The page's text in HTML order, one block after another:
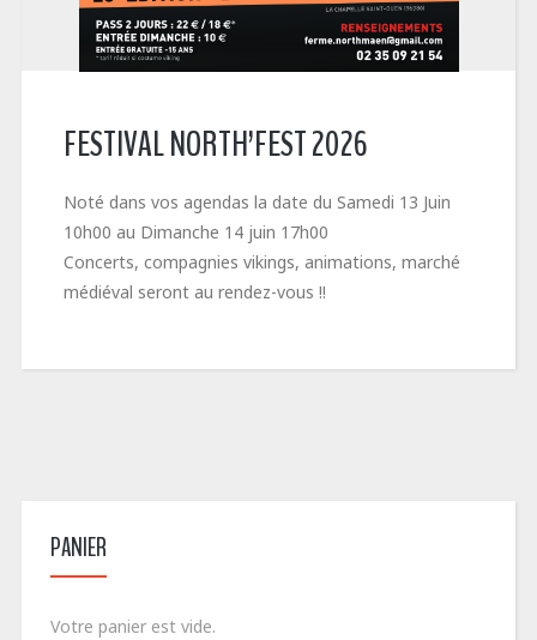
FESTIVAL NORTH’FEST 2026
Noté dans vos agendas la date du Samedi 13 Juin
10h00 au Dimanche 14 juin 17h00
Concerts, compagnies vikings, animations, marché
médiéval seront au rendez-vous !!
PANIER
Votre panier est vide.